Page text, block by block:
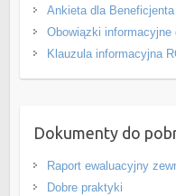
Ankieta dla Beneficjenta
Obowiązki informacyjne
Klauzula informacyjna
Dokumenty do
Raport ewaluacyjny
Dobre praktyki